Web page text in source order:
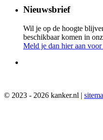
Nieuwsbrief
Wil je op de hoogte
beschikbaar komen in
Meld je dan hier aan
© 2023 - 2026 kanker.nl |